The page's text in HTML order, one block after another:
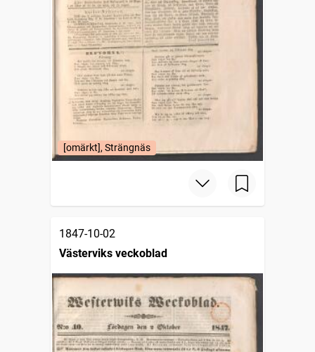
[omärkt], Strängnäs
1847-10-02
Västerviks veckoblad